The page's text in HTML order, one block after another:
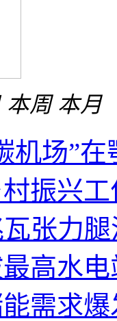
本周 本月
机场”
振兴
张力
高水
需求